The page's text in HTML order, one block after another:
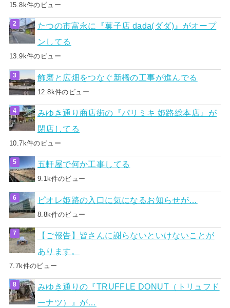
15.8k件のビュー
たつの市富永に『菓子店 dada(ダダ)』がオープ
ンしてる
13.9k件のビュー
飾磨と広畑をつなぐ新橋の工事が進んでる
12.8k件のビュー
みゆき通り商店街の『パリミキ 姫路総本店』が
閉店してる
10.7k件のビュー
五軒屋で何か工事してる
9.1k件のビュー
ピオレ姫路の入口に気になるお知らせが…
8.8k件のビュー
【ご報告】皆さんに謝らないといけないことが
あります。
7.7k件のビュー
みゆき通りの『TRUFFLE DONUT（トリュフド
ーナツ）』が…